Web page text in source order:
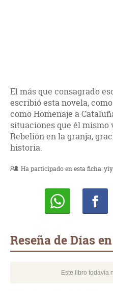
El más que consagrado
escribió esta novela,
como Homenaje a
situaciones que él mismo
Rebelión en la granja,
historia.
Ha participado en esta ficha:
Reseña de Días
Este libro todavía